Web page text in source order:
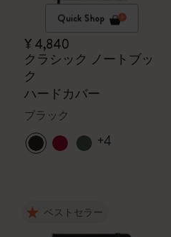
Quick Shop
¥ 4,840
クラシック ノートブッ
ク
ハードカバー
ブラック
+4
ベストセラー